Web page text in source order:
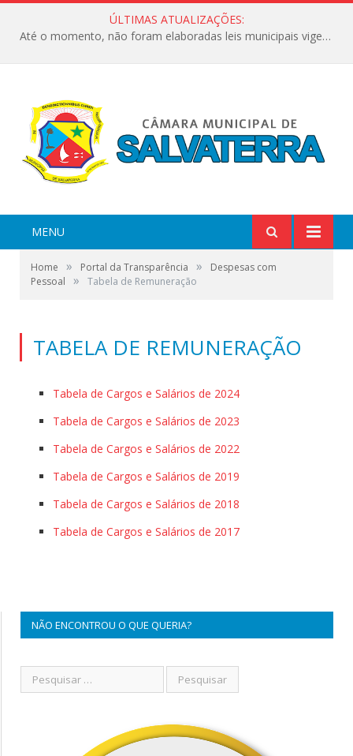
ÚLTIMAS ATUALIZAÇÕES:
Até o momento, não foram elaboradas leis municipais vigentes no ano de 2024
MENU
Home » Portal da Transparência »
Despesas com
Pessoal
» Tabela de Remuneração
TABELA DE REMUNERAÇÃO
Tabela de Cargos e Salários de 2024
Tabela de Cargos e Salários de 2023
Tabela de Cargos e Salários de 2022
Tabela de Cargos e Salários de 2019
Tabela de Cargos e Salários de 2018
Tabela de Cargos e Salários de 2017
NÃO ENCONTROU O QUE QUERIA?